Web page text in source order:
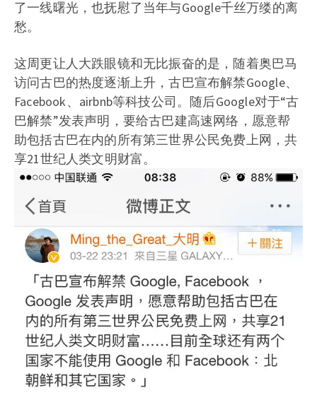
了一线曙光，也抚慰了当年与Google千丝万缕的离
愁。
这周更让人大跌眼镜和无比振奋的是，随着奥巴马
访问古巴的热度逐渐上升，古巴宣布解禁Google、
Facebook、airbnb等科技公司。随后Google对于“古
巴解禁”发表声明，要给古巴建高速网络，愿意帮
助包括古巴在内的所有第三世界公民免费上网，共
享21世纪人类文明财富。